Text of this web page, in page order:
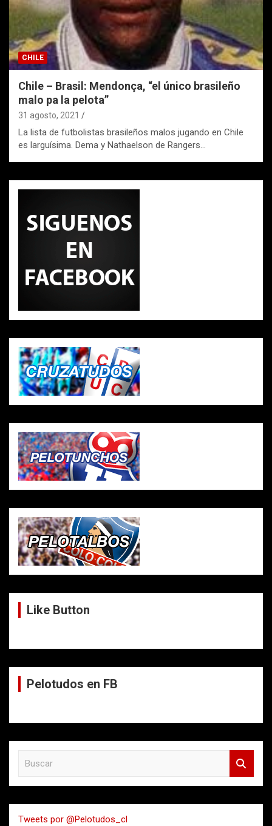
CHILE
Chile – Brasil: Mendonça, “el único brasileño
malo pa la pelota”
31 agosto, 2021
La lista de futbolistas brasileños malos jugando en Chile
es larguísima. Dema y Nathaelson de Rangers…
Like Button
Pelotudos en FB
a
r
Tweets por @Pelotudos_cl